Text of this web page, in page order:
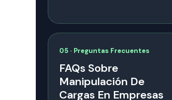
05 · Preguntas Frecuentes
FAQs Sobre
Manipulación De
Cargas En Empresas